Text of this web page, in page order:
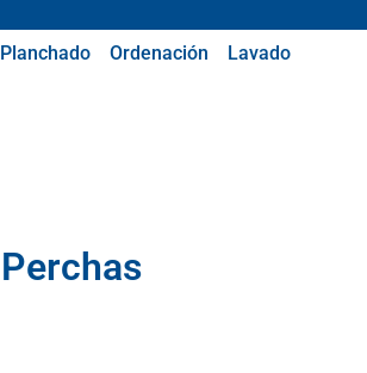
Planchado Ordenación Lavado
Perchas